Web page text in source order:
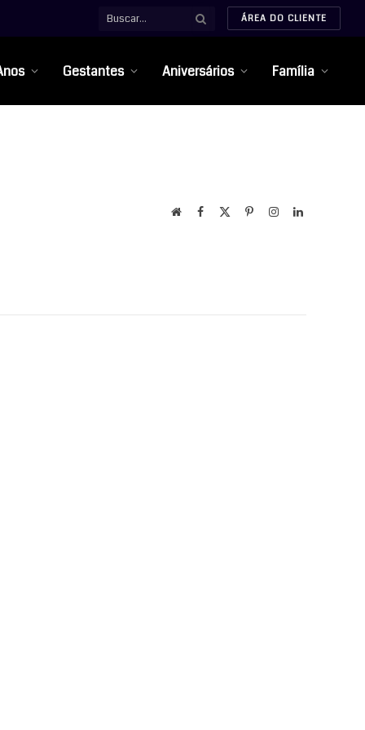
ÁREA DO CLIENTE
Gestantes Aniversários Família
WebsiteFacebook PinterestInstagramLinkedIn